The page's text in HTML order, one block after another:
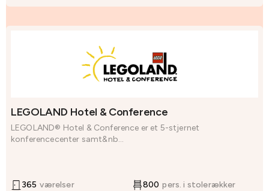
LEGOLAND Hotel & Conference
LEGOLAND® Hotel & Conference er et 5-stjernet
konferencecenter samt&nb...
365 værelser 800 pers. i stolerækker